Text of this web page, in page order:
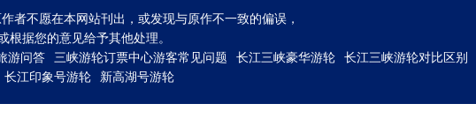
者不愿在本网站刊出，或发现与原作不一致的偏误，
据您的意见给予其他处理。
游问答 三峡游轮订票中心游客常见问题 长江三峡豪华游轮 长江三峡游轮对比区别
长江印象号游轮 新高湖号游轮